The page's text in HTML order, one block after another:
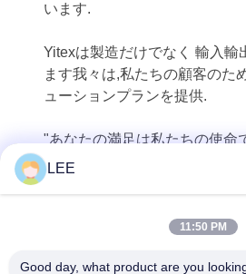
います.
Yitexは製造だけでなく 輸入輸
ます我々は,私たちの顧客のた
ューションプランを提供.
"あなたの満足は私たちの使命
グ・イチュアン・テキスタイ
株式会社そして,あなたのビジ
LEE
11:50 PM
Good day, what product are you